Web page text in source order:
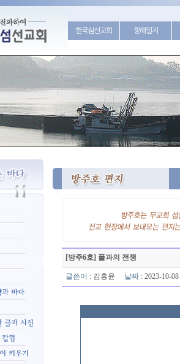
한국섬선교회 항해일지
[방주6호] 풀과의 전쟁
글쓴이 : 김홍윤 날짜 : 2023-10-